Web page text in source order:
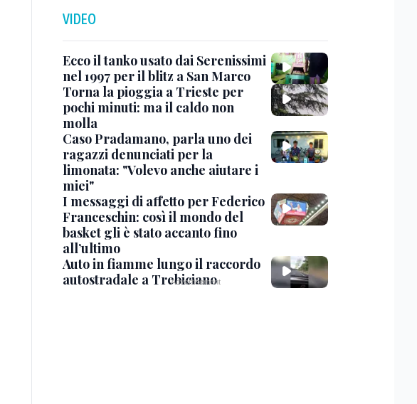
VIDEO
Ecco il tanko usato dai Serenissimi
nel 1997 per il blitz a San Marco
Torna la pioggia a Trieste per
pochi minuti: ma il caldo non
molla
Caso Pradamano, parla uno dei
ragazzi denunciati per la
limonata: "Volevo anche aiutare i
miei"
I messaggi di affetto per Federico
Franceschin: così il mondo del
basket gli è stato accanto fino
all’ultimo
Auto in fiamme lungo il raccordo
autostradale a Trebiciano